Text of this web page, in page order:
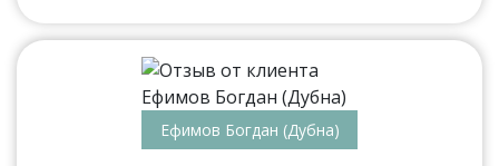
Ефимов Богдан (Дубна)